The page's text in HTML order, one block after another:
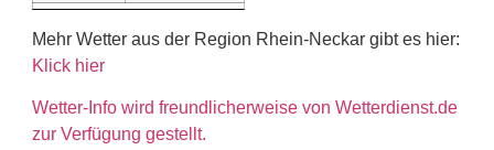
Mehr Wetter aus der Region Rhein-Neckar gibt es hier:
Klick hier
Wetter-Info wird freundlicherweise von Wetterdienst.de
zur Verfügung gestellt.